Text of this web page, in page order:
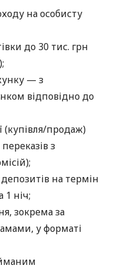
на особисту
до 30 тис. грн
— з
відповідно до
(купівля/продаж)
з
на термін
1 ніч;
зокрема за
у форматі